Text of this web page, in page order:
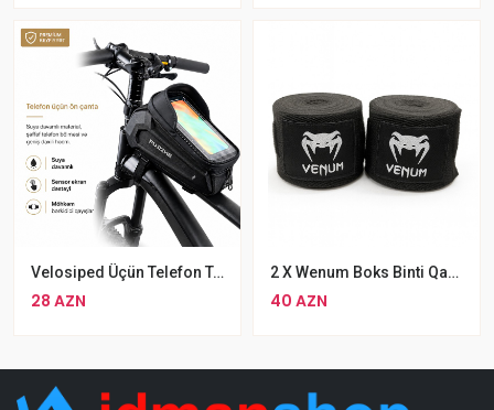
Velosiped Üçün Telefon Tutacağı Çanta
28 AZN
2 X Wenum Boks Binti Qara Boks Sarğıları
40 AZN